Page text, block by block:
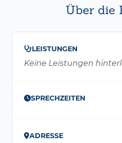
Über die
LEISTUNGEN
Keine Leistungen
SPRECHZEITEN
ADRESSE